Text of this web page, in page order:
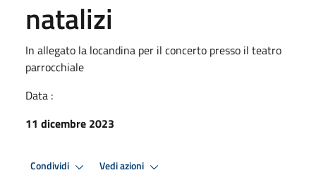
natalizi
In allegato la locandina per il concerto presso il teatro
parrocchiale
Data :
11 dicembre 2023
Condividi Vedi azioni